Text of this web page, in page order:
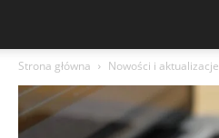
Strona główna Nowości i aktualizacje